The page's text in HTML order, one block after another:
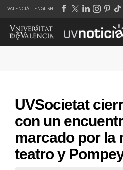
VALENCIÀ ENGLISH
UVSocietat
con un
marcado por la
teatro y